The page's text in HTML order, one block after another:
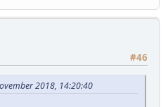
#46
2018, 14:20:40